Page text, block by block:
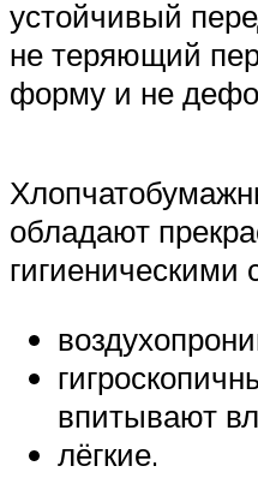
устойчивый
не теряющий
форму и не
обладают
впитывают
лёгкие.